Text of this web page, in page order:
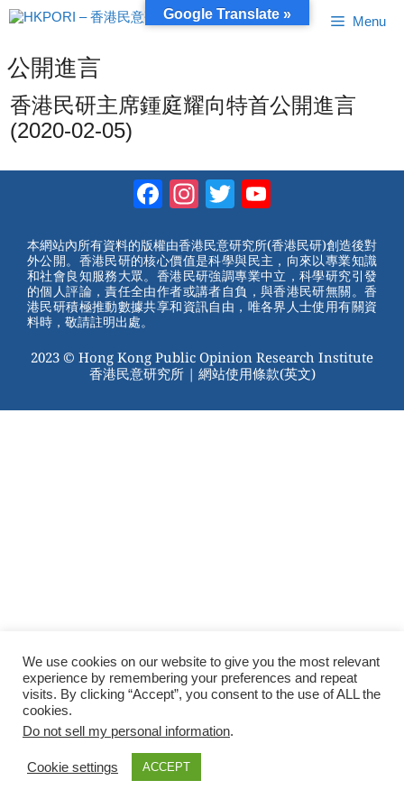
跳
至
容
Menu
公開進言
香港民研主席鍾庭耀向特首公開進言
(2020-02-05)
Facebook
Instagram
Twitter
本網站內所有資料的版權由香港民意研究所(香港民研)創造後對
外公開。香港民研的核心價值是科學與民主，向來以專業知識
和社會良知服務大眾。香港民研強調專業中立，科學研究引發
的個人評論，責任全由作者或講者自負，與香港民研無關。香
港民研積極推動數據共享和資訊自由，唯各界人士使用有關資
料時，敬請註明出處。
2023 © Hong Kong Public Opinion Research Institute
香港民意研究所 | 網站使用條款(英文)
We use cookies on our website to give you the most relevant
experience by remembering your preferences and repeat
visits. By clicking “Accept”, you consent to the use of ALL the
cookies.
Do not sell my personal information.
Cookie settings ACCEPT
Google Translate »